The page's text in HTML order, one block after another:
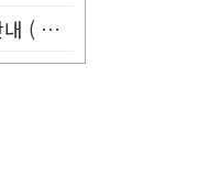
내 (